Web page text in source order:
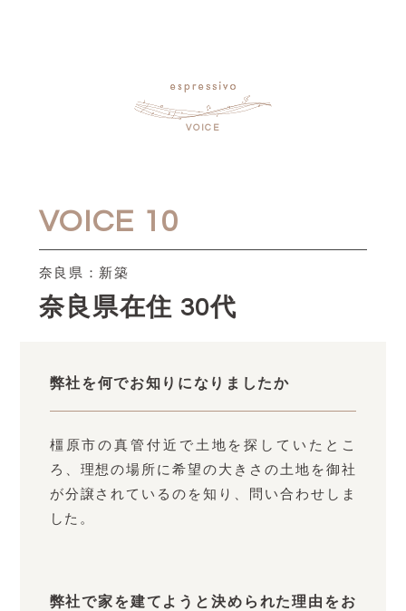
VOICE
VOICE 10
奈良県：新築
奈良県在住 30代
弊社を何でお知りになりましたか
橿原市の真管付近で土地を探していたとこ
ろ、理想の場所に希望の大きさの土地を御社
が分譲されているのを知り、問い合わせしま
した。
弊社で家を建てようと決められた理由をお